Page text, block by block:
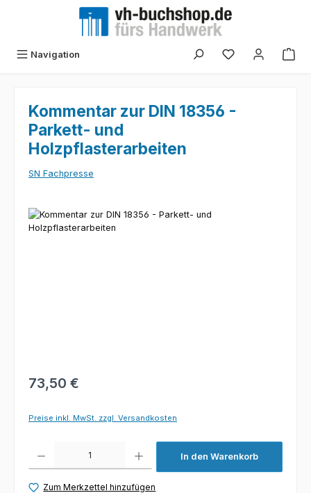
Zum Hauptinhalt springen
Navigation
Kommentar zur DIN 18356 -
Parkett- und
Holzpflasterarbeiten
SN Fachpresse
Bildergalerie überspringen
73,50 €
Preise inkl. MwSt. zzgl. Versandkosten
In den Warenkorb
Zum Merkzettel hinzufügen